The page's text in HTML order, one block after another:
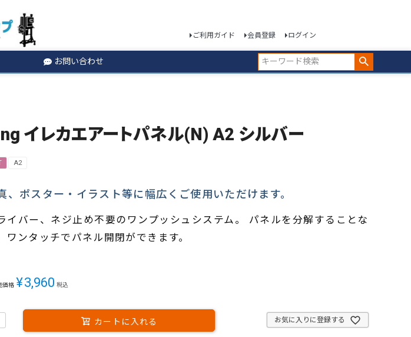
ご利用ガイド 会員登録 ログイン
お問い合わせ
検索
イレカエアートパネル(N) A2 シルバー
A2
、ポスター・イラスト等に幅広くご使用いただけます。
イバー、ネジ止め不要のワンプッシュシステム。 パネルを分解することな
ワンタッチでパネル開閉ができます。
価格 ¥3,960 税込
お気に入りに登録する
カートに入れる